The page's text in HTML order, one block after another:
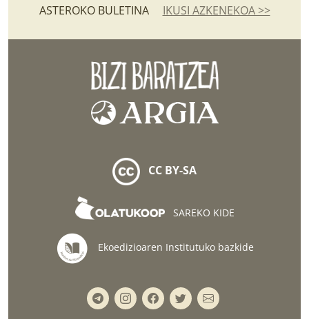
ASTEROKO BULETINA IKUSI AZKENEKOA >>
CC BY-SA
SAREKO KIDE
Ekoedizioaren Institutuko bazkide